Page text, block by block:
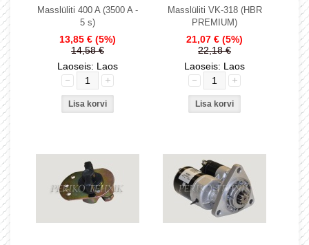
Masslüliti 400 A (3500 A -
5 s)
13,85 € (5%)
14,58 €
Laoseis: Laos
Masslüliti VK-318 (HBR
PREMIUM)
21,07 € (5%)
22,18 €
Laoseis: Laos